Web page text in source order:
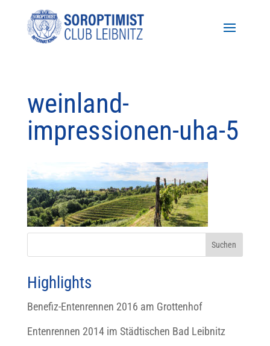
weinland-
impressionen-uha-5
Highlights
Benefiz-Entenrennen 2016 am Grottenhof
Entenrennen 2014 im Städtischen Bad Leibnitz